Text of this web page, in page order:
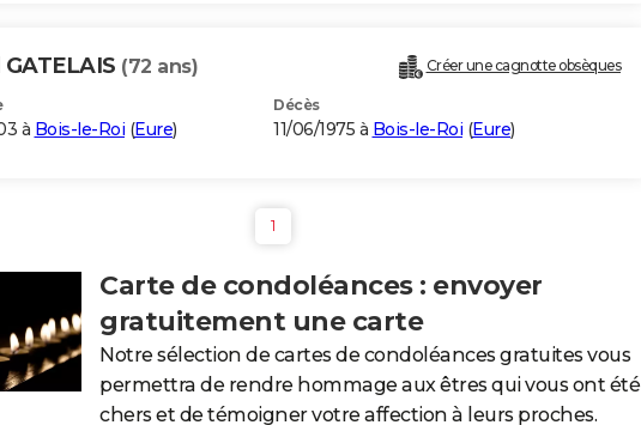
(72 ans) Créer une cagnotte obsèques
à Bois-le-Roi (Eure)
Décès
11/06/1975 à Bois-le-Roi (Eure)
1
Carte de condoléances : envoyer
gratuitement une carte
Notre sélection de cartes de condoléances gratuites vous
permettra de rendre hommage aux êtres qui vous ont été
chers et de témoigner votre affection à leurs proches.